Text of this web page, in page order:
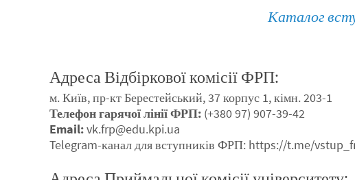
Каталог
Адреса Відбіркової комісії ФРП:
м. Київ, пр-кт Берестейський, 37 корпус 1, кімн. 203-1
Телефон гарячої лінії ФРП: (+380 97) 907-39-42
Email:vk.frp@edu.kpi.ua
Telegram-канал для вступників ФРП: https://t.me/